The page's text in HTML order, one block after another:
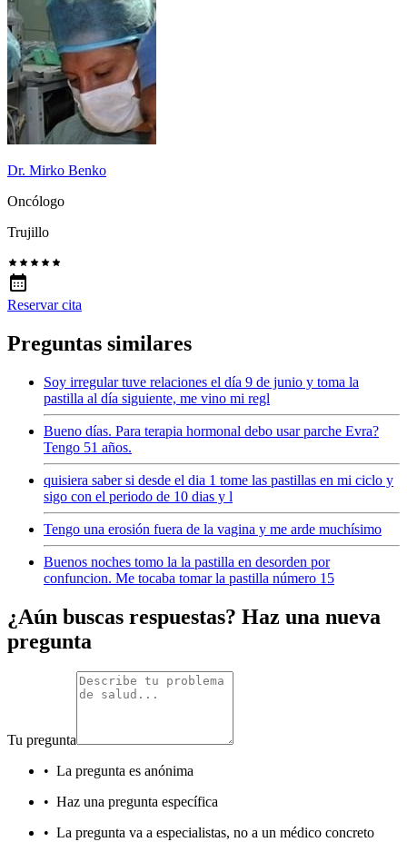
Dr. Mirko Benko
Oncólogo
Trujillo
Reservar cita
Preguntas similares
Soy irregular tuve relaciones el día 9 de junio y toma la
pastilla al día siguiente, me vino mi regl
Bueno días. Para terapia hormonal debo usar parche Evra?
Tengo 51 años.
quisiera saber si desde el dia 1 tome las pastillas en mi ciclo y
sigo con el periodo de 10 dias y l
Tengo una erosión fuera de la vagina y me arde muchísimo
Buenos noches tomo la la pastilla en desorden por
confuncion. Me tocaba tomar la pastilla número 15
¿Aún buscas respuestas? Haz una nueva
pregunta
Tu pregunta
• La pregunta es anónima
• Haz una pregunta específica
• La pregunta va a especialistas, no a un médico concreto